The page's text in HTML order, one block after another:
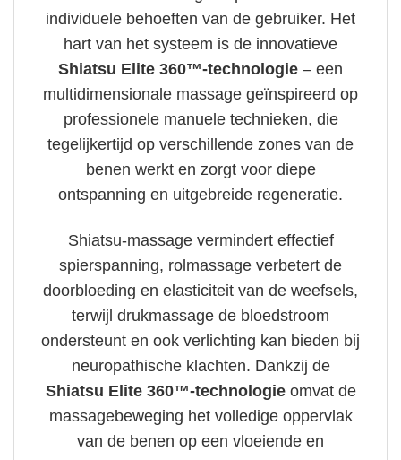
individuele behoeften van de gebruiker. Het
hart van het systeem is de innovatieve
Shiatsu Elite 360™-technologie – een
multidimensionale massage geïnspireerd op
professionele manuele technieken, die
tegelijkertijd op verschillende zones van de
benen werkt en zorgt voor diepe
ontspanning en uitgebreide regeneratie.
Shiatsu-massage vermindert effectief
spierspanning, rolmassage verbetert de
doorbloeding en elasticiteit van de weefsels,
terwijl drukmassage de bloedstroom
ondersteunt en ook verlichting kan bieden bij
neuropathische klachten. Dankzij de
Shiatsu Elite 360™-technologieomvat de
massagebeweging het volledige oppervlak
van de benen op een vloeiende en